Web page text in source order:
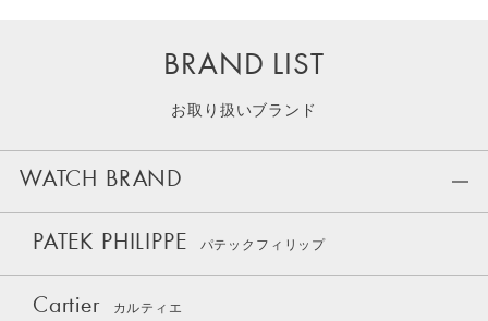
BRAND LIST
お取り扱いブランド
WATCH BRAND
PATEK PHILIPPE パテックフィリップ
Cartier カルティエ